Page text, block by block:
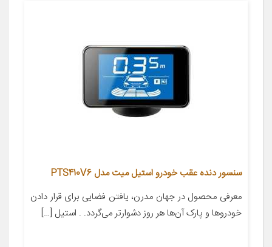
سنسور دنده عقب خودرو استیل میت مدل PTS410V6
معرفی محصول در جهان مدرن، یافتن فضایی برای قرار دادن
خودروها و پارک آن‌ها هر روز دشوارتر می‌گردد. . استیل […]